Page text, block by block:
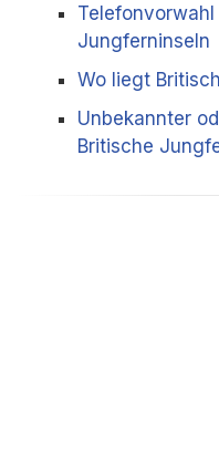
Jungferninseln
Wo liegt
Unbekannter
Britische